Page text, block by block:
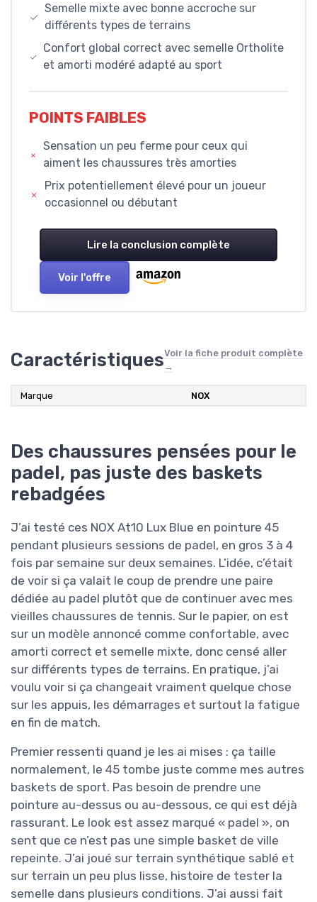
Semelle mixte avec bonne accroche sur
différents types de terrains
Confort global correct avec semelle Ortholite
et amorti modéré adapté au sport
POINTS FAIBLES
Sensation un peu ferme pour ceux qui
aiment les chaussures très amorties
Prix potentiellement élevé pour un joueur
occasionnel ou débutant
Lire la conclusion complète
Voir l'offre
CaractéristiquesVoir la fiche produit complète
→
Marque NOX
Des chaussures pensées pour le
padel, pas juste des baskets
rebadgées
J’ai testé ces NOX At10 Lux Blue en pointure 45
pendant plusieurs sessions de padel, en gros 3 à 4
fois par semaine sur deux semaines. L’idée, c’était
de voir si ça valait le coup de prendre une paire
dédiée au padel plutôt que de continuer avec mes
vieilles chaussures de tennis. Sur le papier, on est
sur un modèle annoncé comme confortable, avec
amorti correct et semelle mixte, donc censé aller
sur différents types de terrains. En pratique, j’ai
voulu voir si ça changeait vraiment quelque chose
sur les appuis, les démarrages et surtout la fatigue
en fin de match.
Premier ressenti quand je les ai mises : ça taille
normalement, le 45 tombe juste comme mes autres
baskets de sport. Pas besoin de prendre une
pointure au-dessus ou au-dessous, ce qui est déjà
rassurant. Le look est assez marqué « padel », on
sent que ce n’est pas une simple basket de ville
repeinte. J’ai joué sur terrain synthétique sablé et
sur terrain un peu plus lisse, histoire de tester la
semelle dans plusieurs conditions. J’ai aussi fait